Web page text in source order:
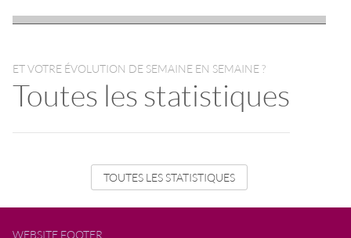
ET VOTRE ÉVOLUTION DE SEMAINE EN SEMAINE ?
Toutes les statistiques
TOUTES LES STATISTIQUES
WEBSITE FOOTER